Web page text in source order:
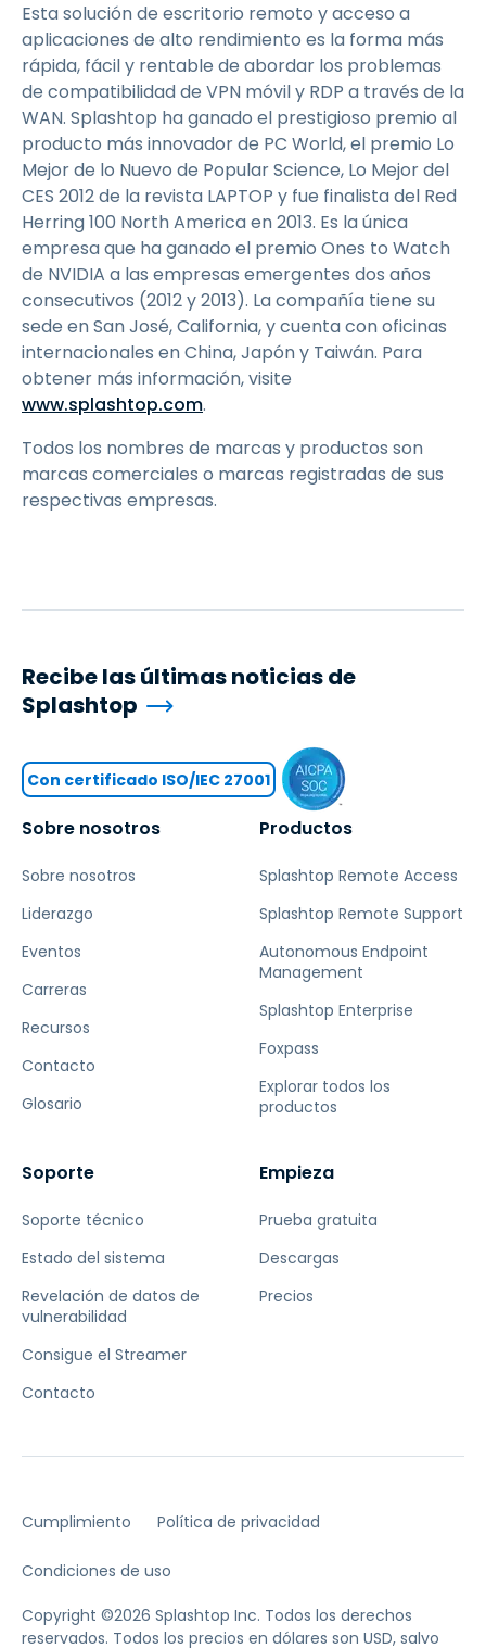
Esta solución de escritorio remoto y acceso a
aplicaciones de alto rendimiento es la forma más
rápida, fácil y rentable de abordar los problemas
de compatibilidad de VPN móvil y RDP a través de la
WAN. Splashtop ha ganado el prestigioso premio al
producto más innovador de PC World, el premio Lo
Mejor de lo Nuevo de Popular Science, Lo Mejor del
CES 2012 de la revista LAPTOP y fue finalista del Red
Herring 100 North America en 2013. Es la única
empresa que ha ganado el premio Ones to Watch
de NVIDIA a las empresas emergentes dos años
consecutivos (2012 y 2013). La compañía tiene su
sede en San José, California, y cuenta con oficinas
internacionales en China, Japón y Taiwán. Para
obtener más información, visite
www.splashtop.com.
Todos los nombres de marcas y productos son
marcas comerciales o marcas registradas de sus
respectivas empresas.
Sobre nosotros
Sobre nosotros
Liderazgo
Eventos
Carreras
Recursos
Contacto
Glosario
Productos
Splashtop Remote Access
Splashtop Remote Support
Autonomous Endpoint
Management
Splashtop Enterprise
Foxpass
Explorar todos los
productos
Soporte
Soporte técnico
Estado del sistema
Revelación de datos de
vulnerabilidad
Consigue el Streamer
Contacto
Empieza
Prueba gratuita
Descargas
Precios
Recibe las últimas noticias de
Splashtop
Con certificado ISO/IEC 27001
Cumplimiento Política de privacidad
Condiciones de uso
Copyright ©2026 Splashtop Inc. Todos los derechos
reservados. Todos los precios en dólares son USD, salvo